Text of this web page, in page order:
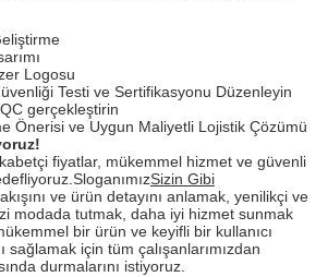
Logosu
Testi ve Sertifikasyonu Düzenleyin
gerçekleştirin
Önerisi ve Uygun Maliyetli Lojistik Çözümü
fiyatlar, mükemmel hizmet ve güvenli
Sizin Gibi
ve ürün detayını anlamak, yenilikçi ve
modada tutmak, daha iyi hizmet sunmak
bir ürün ve keyifli bir kullanıcı
sağlamak için tüm çalışanlarımızdan
durmalarını istiyoruz.